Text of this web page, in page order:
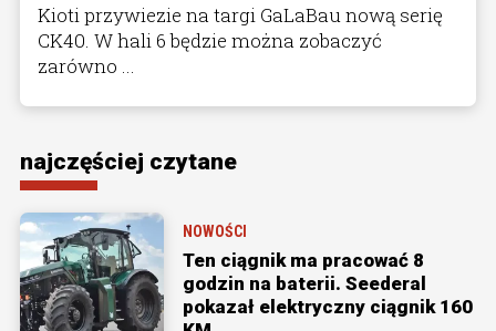
Kioti przywiezie na targi GaLaBau nową serię
CK40. W hali 6 będzie można zobaczyć
zarówno ...
najczęściej czytane
NOWOŚCI
Ten ciągnik ma pracować 8
godzin na baterii. Seederal
pokazał elektryczny ciągnik 160